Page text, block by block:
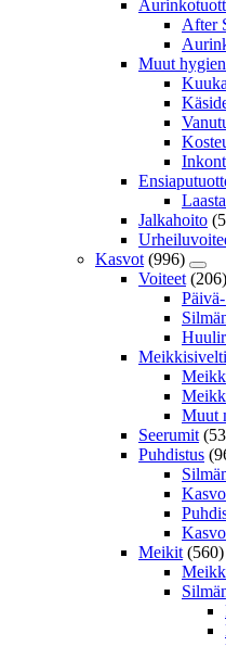
After
Muut
Jalkahoito
Kasvot (996)
Voiteet (206)
Muut
Seerumit
Puhdistus
Meikit (560)